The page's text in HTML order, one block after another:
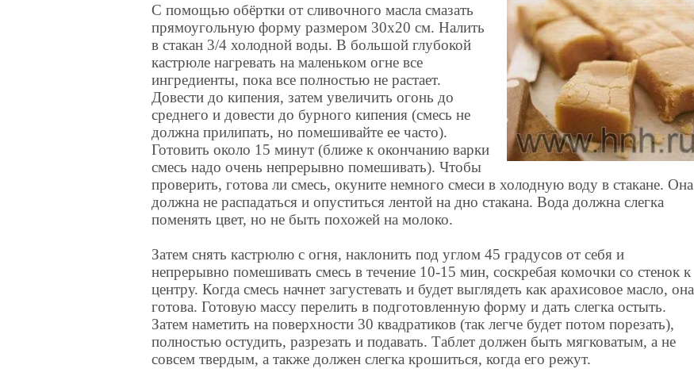
С помощью обёртки от сливочного масла смазать
прямоугольную форму размером 30х20 см. Налить
в стакан 3/4 холодной воды. В большой глубокой
кастрюле нагревать на маленьком огне все
ингредиенты, пока все полностью не растает.
Довести до кипения, затем увеличить огонь до
среднего и довести до бурного кипения (смесь не
должна прилипать, но помешивайте ее часто).
Готовить около 15 минут (ближе к окончанию варки
смесь надо очень непрерывно помешивать). Чтобы
проверить, готова ли смесь, окуните немного смеси в холодную воду в стакане. Она
должна не распадаться и опуститься лентой на дно стакана. Вода должна слегка
поменять цвет, но не быть похожей на молоко.
Затем снять кастрюлю с огня, наклонить под углом 45 градусов от себя и
непрерывно помешивать смесь в течение 10-15 мин, соскребая комочки со стенок к
центру. Когда смесь начнет загустевать и будет выглядеть как арахисовое масло, она
готова. Готовую массу перелить в подготовленную форму и дать слегка остыть.
Затем наметить на поверхности 30 квадратиков (так легче будет потом порезать),
полностью остудить, разрезать и подавать. Таблет должен быть мягковатым, а не
совсем твердым, а также должен слегка крошиться, когда его режут.